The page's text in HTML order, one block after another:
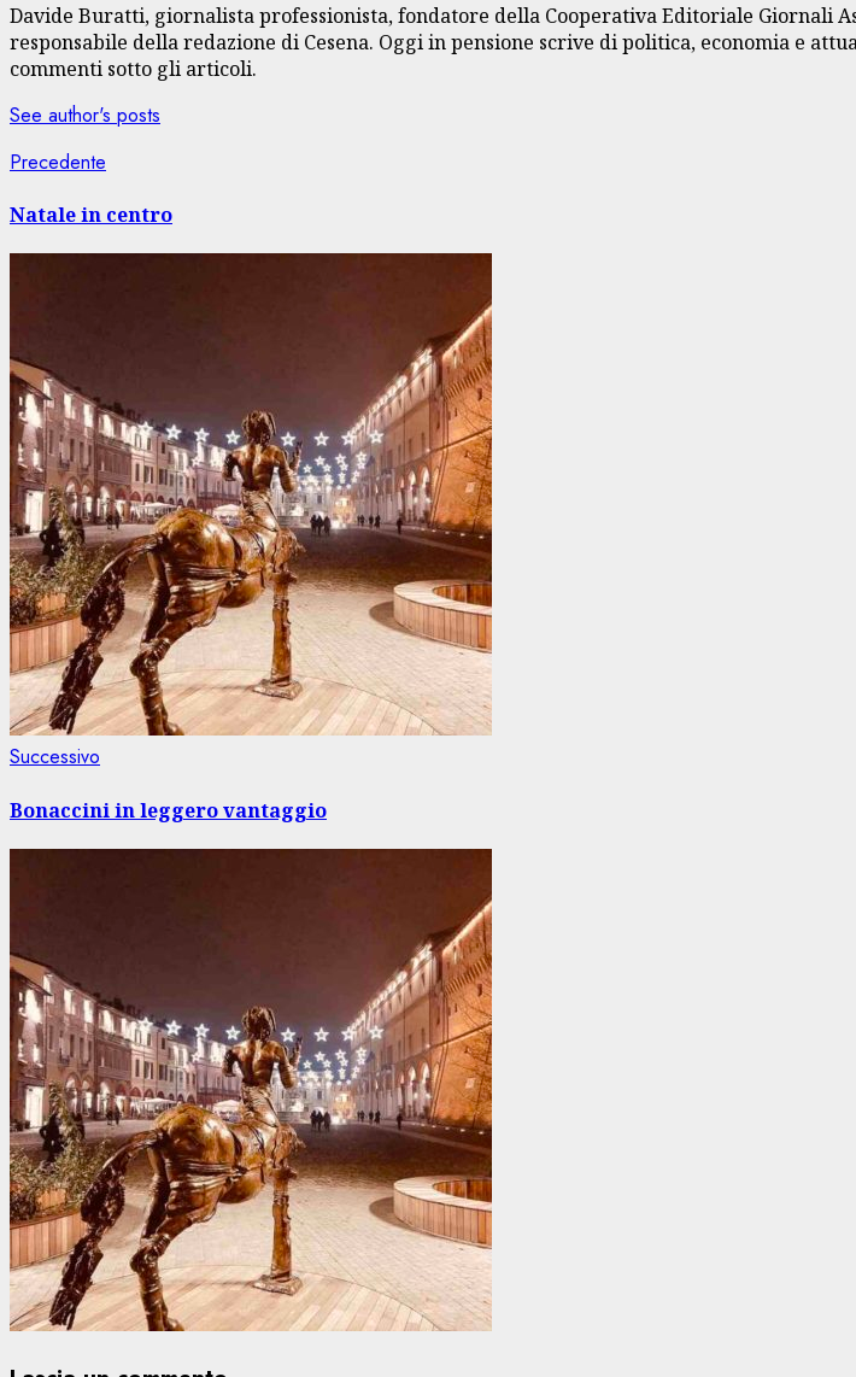
Davide Buratti, giornalista professionista, fondatore della Cooperativa Editoriale Giornali
responsabile della redazione di Cesena. Oggi in pensione scrive di politica, economia e
commenti sotto gli articoli.
See author's posts
Navigazione
articolo
Precedente
Natale in centro
Successivo
Bonaccini in leggero vantaggio